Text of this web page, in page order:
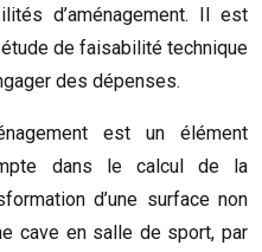
d’aménagement. Il est
de faisabilité technique
des dépenses.
est un élément
dans le calcul de la
d’une surface non
cave en salle de sport, par